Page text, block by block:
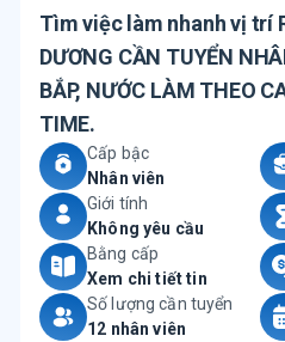
Tìm việc làm nhanh vị trí
DƯƠNG CẦN TUYỂN
BẮP, NƯỚC LÀM THEO
TIME.
Cấp bậc
Nhân viên
Giới tính
Không yêu cầu
Bằng cấp
Xem chi tiết tin
Số lượng cần tuyển
12 nhân viên